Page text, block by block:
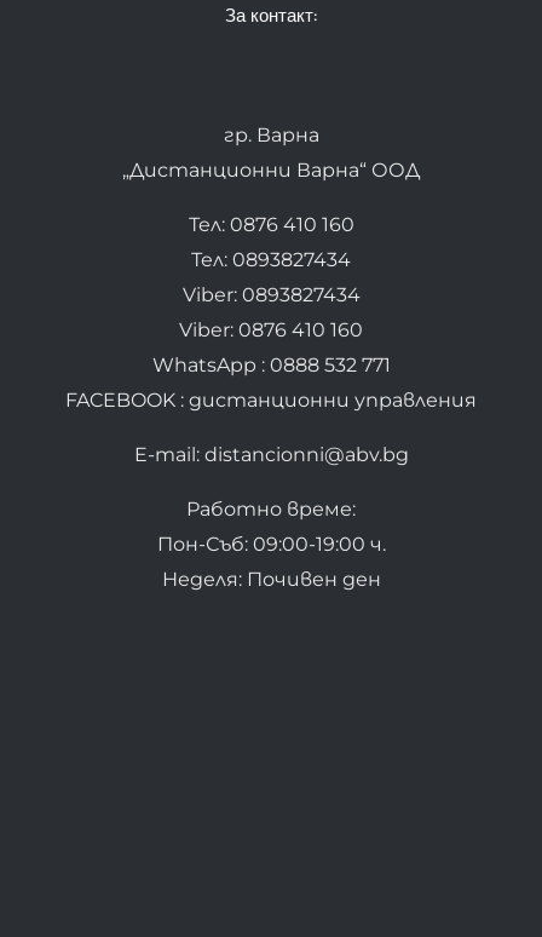
За контакт:
гр. Варна
„Дистанционни Варна“ ООД
Тел: 0876 410 160
Тел: 0893827434
Viber: 0893827434
Viber: 0876 410 160
WhatsApp : 0888 532 771
FACEBOOK : дистанционни управления
E-mail: distancionni@abv.bg
Работно време:
Пон-Съб: 09:00-19:00 ч.
Неделя: Почивен ден